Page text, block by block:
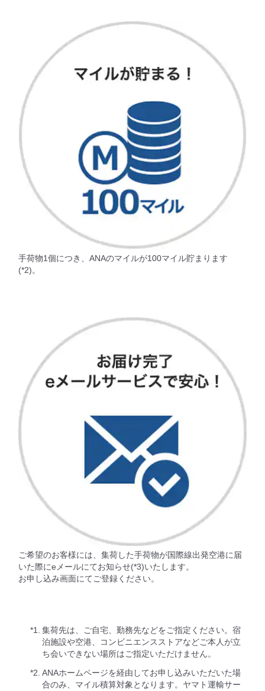
手荷物1個につき、ANAのマイルが100マイル貯まります
(*2)。
ご希望のお客様には、集荷した手荷物が国際線出発空港に届
いた際にeメールにてお知らせ(*3)いたします。
お申し込み画面にてご登録ください。
*1.
集荷先は、ご自宅、勤務先などをご指定ください。宿
泊施設や空港、コンビニエンスストアなどご本人が立
ち会いできない場所はご指定いただけません。
*2. ANAホームページを経由してお申し込みいただいた場
合のみ、マイル積算対象となります。ヤマト運輸サー